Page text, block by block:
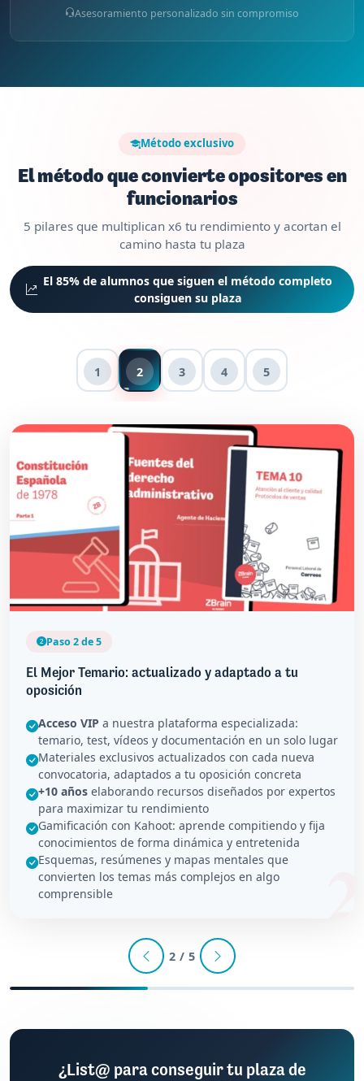
Asesoramiento personalizado sin compromiso
Método exclusivo
El método que convierte opositores en
funcionarios
5 pilares que multiplican x6 tu rendimiento y acortan el
camino hasta tu plaza
El 85% de alumnos que siguen el método completo
consiguen su plaza
1 2 3 4 5
Paso 2 de 5
El Mejor Temario: actualizado y adaptado a tu
oposición
Acceso VIP a nuestra plataforma especializada:
temario, test, vídeos y documentación en un solo lugar
Materiales exclusivos actualizados con cada nueva
convocatoria, adaptados a tu oposición concreta
+10 años elaborando recursos diseñados por expertos
para maximizar tu rendimiento
Gamificación con Kahoot: aprende compitiendo y fija
conocimientos de forma dinámica y entretenida
Esquemas, resúmenes y mapas mentales que
convierten los temas más complejos en algo
comprensible
2 / 5
¿List@ para conseguir tu plaza de